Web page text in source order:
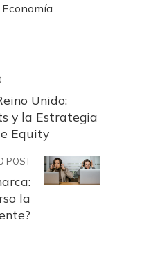
Unido:
y la Estrategia
Equity
POST
la